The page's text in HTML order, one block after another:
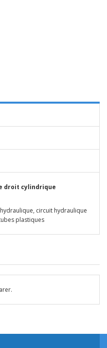
droit cylindrique
circuit hydraulique
plastiques